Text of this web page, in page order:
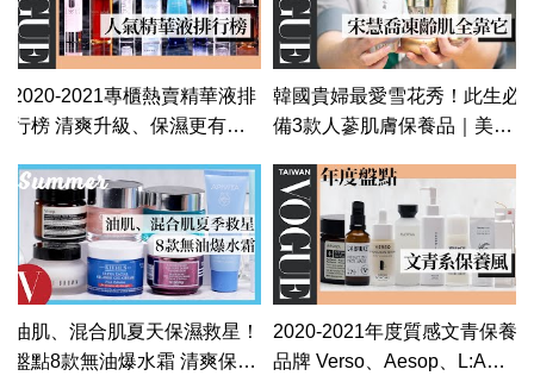
容編輯隨你問134｜Vogue
Taiwan
2020-2021專櫃熱賣精華液排
行榜 清爽升級、保濕更有感
Vogue Taiwan
韓國貴婦最愛雪花秀！此生必
備3款人蔘肌膚保養品｜美容
Taiwan
油肌、混合肌夏天保濕救星！
盤點8款無油爆水霜 清爽保養
2020-2021年度質感文青保養
品牌 Verso、Aesop、L:A